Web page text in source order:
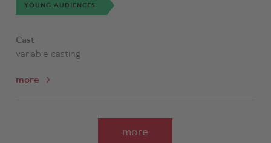
YOUNG AUDIENCES
Cast
variable casting
more
more